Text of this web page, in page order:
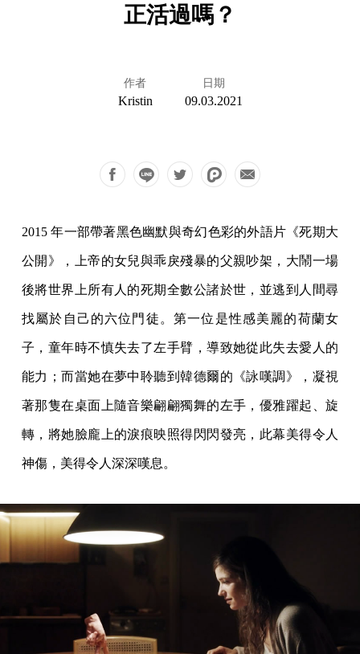
正活過嗎？
作者
Kristin
日期
09.03.2021
2015 年一部帶著黑色幽默與奇幻色彩的外語片《死期大
公開》，上帝的女兒與乖戾殘暴的父親吵架，大鬧一場
後將世界上所有人的死期全數公諸於世，並逃到人間尋
找屬於自己的六位門徒。第一位是性感美麗的荷蘭女
子，童年時不慎失去了左手臂，導致她從此失去愛人的
能力；而當她在夢中聆聽到韓德爾的《詠嘆調》，凝視
著那隻在桌面上隨音樂翩翩獨舞的左手，優雅躍起、旋
轉，將她臉龐上的淚痕映照得閃閃發亮，此幕美得令人
神傷，美得令人深深嘆息。